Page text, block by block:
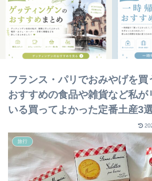
フランス・パリでおみやげを買
おすすめの食品や雑貨など私が
いる買ってよかった定番土産3
旅行